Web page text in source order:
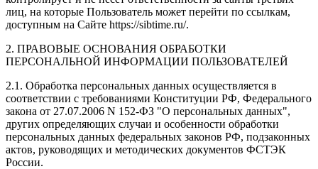
лиц, на которые Пользователь может перейти по ссылкам,
доступным на Сайте https://sibtime.ru/.
2. ПРАВОВЫЕ ОСНОВАНИЯ ОБРАБОТКИ
ПЕРСОНАЛЬНОЙ ИНФОРМАЦИИ ПОЛЬЗОВАТЕЛЕЙ
2.1. Обработка персональных данных осуществляется в
соответствии с требованиями Конституции РФ, Федерального
закона от 27.07.2006 N 152-ФЗ "О персональных данных",
других определяющих случаи и особенности обработки
персональных данных федеральных законов РФ, подзаконных
актов, руководящих и методических документов ФСТЭК
России.